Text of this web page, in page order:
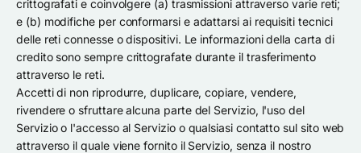
crittografati e coinvolgere (a) trasmissioni attraverso varie reti;
e (b) modifiche per conformarsi e adattarsi ai requisiti tecnici
delle reti connesse o dispositivi. Le informazioni della carta di
credito sono sempre crittografate durante il trasferimento
attraverso le reti.
Accetti di non riprodurre, duplicare, copiare, vendere,
rivendere o sfruttare alcuna parte del Servizio, l'uso del
Servizio o l'accesso al Servizio o qualsiasi contatto sul sito web
attraverso il quale viene fornito il Servizio, senza il nostro